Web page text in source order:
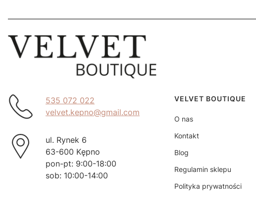
535 072 022
velvet.kepno@gmail.com
ul. Rynek 6
63-600 Kępno
pon-pt: 9:00-18:00
sob: 10:00-14:00
Linki w stopce
VELVET BOUTIQUE
O nas
Kontakt
Blog
Regulamin sklepu
Polityka prywatności